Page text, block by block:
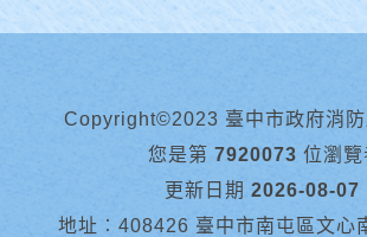
Copyright©2023 臺中市政府消防
您是第 7920073 位瀏覽
更新日期 2026-08-07
地址︰408426 臺中市南屯區文心